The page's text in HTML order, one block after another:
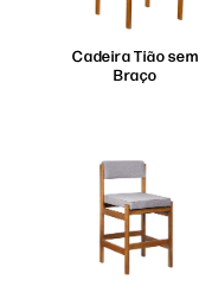
Cadeira Tião sem
Braço